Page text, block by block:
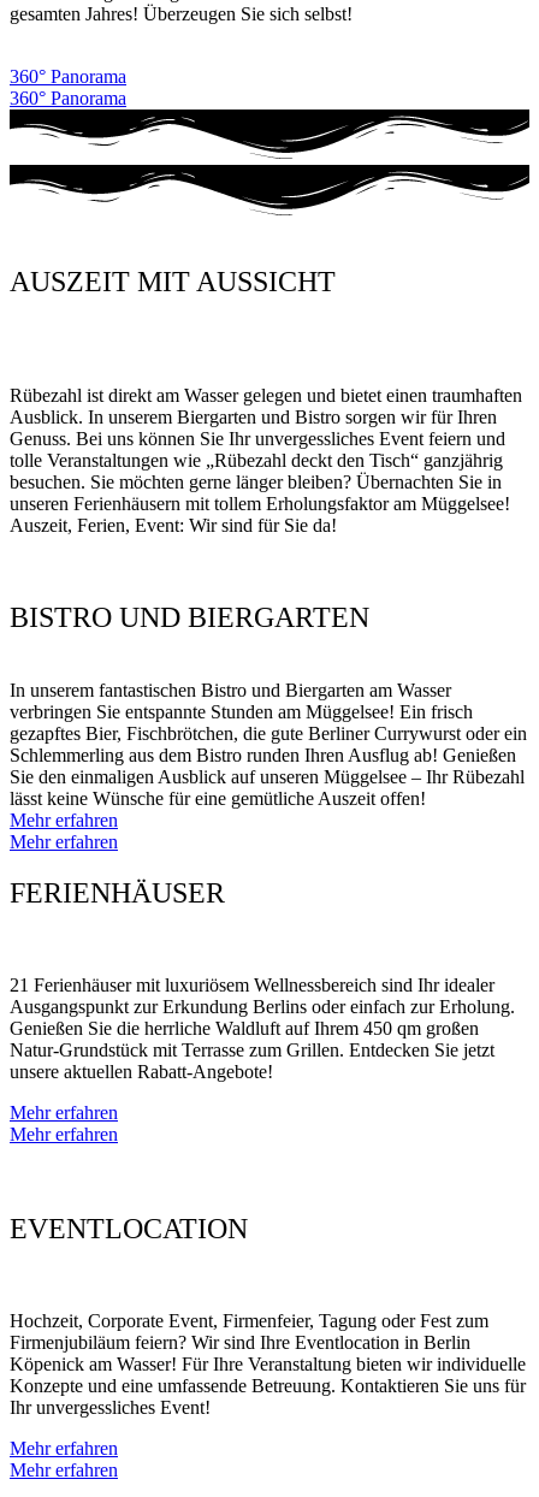
gesamten Jahres! Überzeugen Sie sich selbst!
360° Panorama
360° Panorama
AUSZEIT MIT AUSSICHT
Rübezahl ist direkt am Wasser gelegen und bietet einen traumhaften
Ausblick. In unserem Biergarten und Bistro sorgen wir für Ihren
Genuss. Bei uns können Sie Ihr unvergessliches Event feiern und
tolle Veranstaltungen wie „Rübezahl deckt den Tisch“ ganzjährig
besuchen. Sie möchten gerne länger bleiben? Übernachten Sie in
unseren Ferienhäusern mit tollem Erholungsfaktor am Müggelsee!
Auszeit, Ferien, Event: Wir sind für Sie da!
BISTRO UND BIERGARTEN
In unserem fantastischen Bistro und Biergarten am Wasser
verbringen Sie entspannte Stunden am Müggelsee! Ein frisch
gezapftes Bier, Fischbrötchen, die gute Berliner Currywurst oder ein
Schlemmerling aus dem Bistro runden Ihren Ausflug ab! Genießen
Sie den einmaligen Ausblick auf unseren Müggelsee – Ihr Rübezahl
lässt keine Wünsche für eine gemütliche Auszeit offen!
Mehr erfahren
Mehr erfahren
FERIENHÄUSER
21 Ferienhäuser mit luxuriösem Wellnessbereich sind Ihr idealer
Ausgangspunkt zur Erkundung Berlins oder einfach zur Erholung.
Genießen Sie die herrliche Waldluft auf Ihrem 450 qm großen
Natur-Grundstück mit Terrasse zum Grillen. Entdecken Sie jetzt
unsere aktuellen Rabatt-Angebote!
Mehr erfahren
Mehr erfahren
EVENTLOCATION
Hochzeit, Corporate Event, Firmenfeier, Tagung oder Fest zum
Firmenjubiläum feiern? Wir sind Ihre Eventlocation in Berlin
Köpenick am Wasser! Für Ihre Veranstaltung bieten wir individuelle
Konzepte und eine umfassende Betreuung. Kontaktieren Sie uns für
Ihr unvergessliches Event!
Mehr erfahren
Mehr erfahren